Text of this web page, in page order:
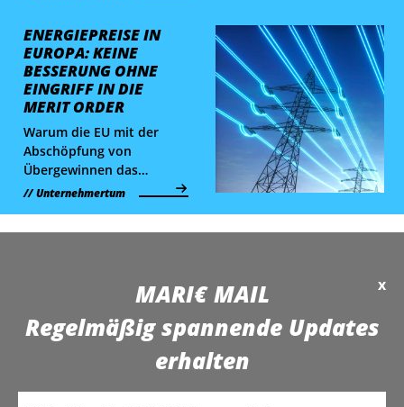
Kollektivverträgen
abgedeckt werden, erklärt
WKÖ-Ökonomin Claudia
Huber.
ENERGIEPREISE IN
EUROPA: KEINE
BESSERUNG OHNE
EINGRIFF IN DIE
MERIT ORDER
Warum die EU mit der
Abschöpfung von
Übergewinnen das
Problem der hohen
erklärt WKÖ-Experte
Unternehmertum
x
MARI€ MAIL
Regelmäßig spannende Updates
erhalten
E-Mail